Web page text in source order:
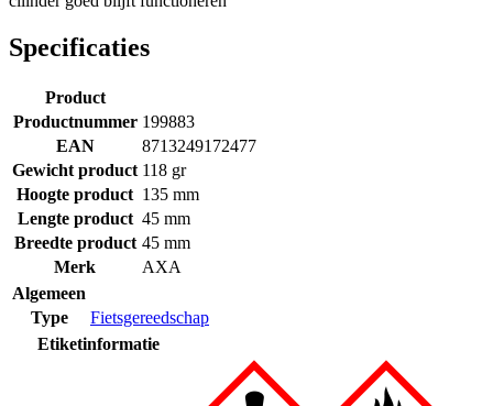
Specificaties
Product
Productnummer 199883
EAN
8713249172477
Gewicht product 118 gr
Hoogte product 135 mm
Lengte product 45 mm
Breedte product 45 mm
Merk
AXA
Algemeen
Type
Fietsgereedschap
Etiketinformatie